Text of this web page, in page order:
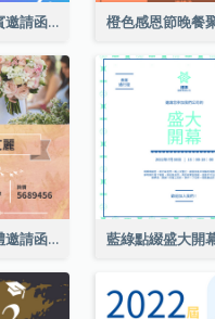
網路星期一貴賓邀請函
橙色水彩風婚禮邀請函